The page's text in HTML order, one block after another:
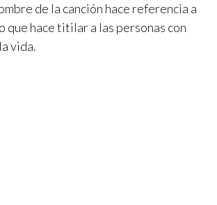
de la canción hace referencia a
que hace titilar a las personas con
vida.